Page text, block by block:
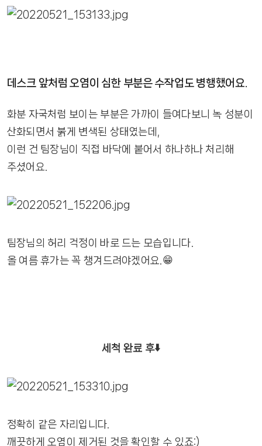
데스크 앞처럼 오염이 심한 부분은 수작업도 병행했어요.
화분 자국처럼 보이는 부분은 가까이 들여다보니 녹 성분이
산화되면서 붉게 변색된 상태였는데,
이런 건 팀장님이 직접 바닥에 붙어서 하나하나 처리해
주셨어요.
팀장님의 허리 걱정이 바로 드는 모습입니다.
올 여름 휴가는 꼭 챙겨드려야겠어요.😁
세척 완료 후⬇️
정확히 같은 자리입니다.
깨끗하게 오염이 제거된 것을 확인할 수 있죠:)